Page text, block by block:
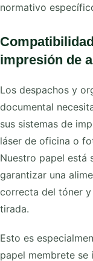
normativo
impresión de
Los despachos y
documental
sus sistemas de
láser de oficina o
Nuestro papel está
garantizar una
correcta del tóner
tirada.
Esto es
papel membrete se